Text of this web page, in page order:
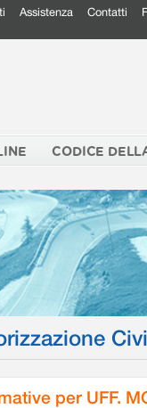
Assistenza Contatti
CODICE
per UFF.